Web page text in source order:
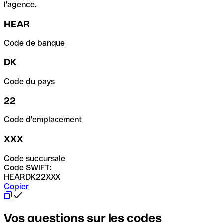
l'agence.
HEAR
Code de banque
DK
Code du pays
22
Code d'emplacement
XXX
Code succursale
Code SWIFT:
HEARDK22XXX
Copier
Vos questions sur les codes